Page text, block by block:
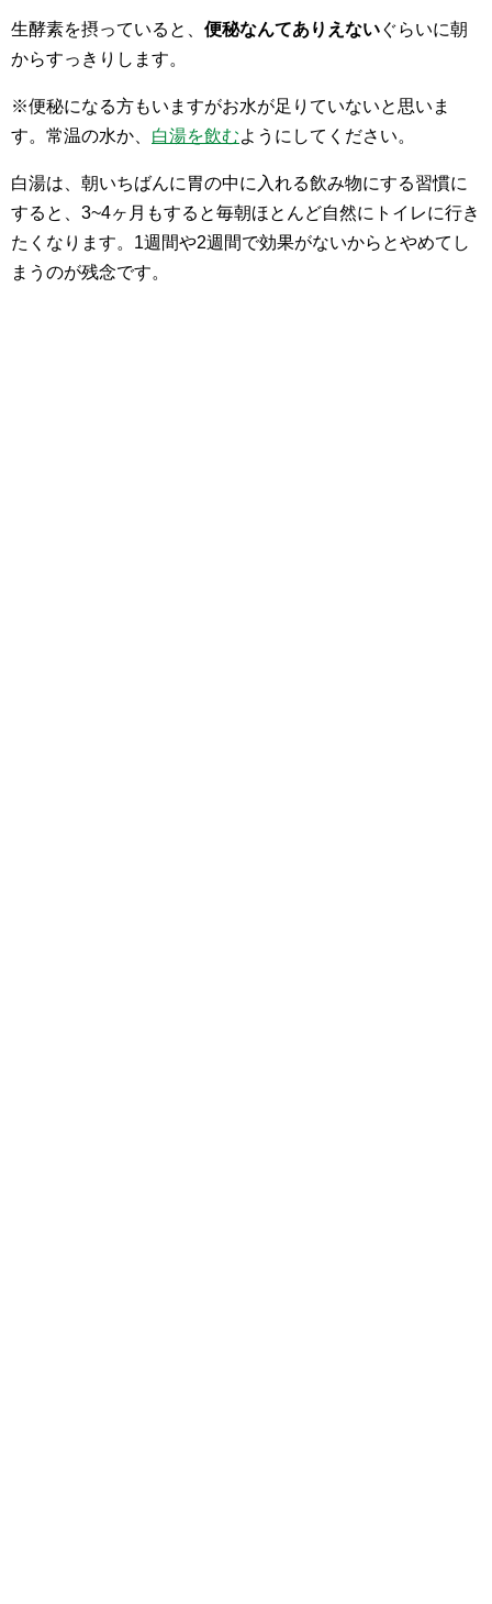
生酵素を摂っていると、 便秘なんてありえないぐらいに朝
からすっきりします。
※便秘になる方もいますがお水が足りていないと思いま
す。常温の水か、 白湯を飲むようにしてください。
白湯は、朝いちばんに胃の中に入れる飲み物にする習慣に
すると、3~4ヶ月もすると毎朝ほとんど自然にトイレに行き
たくなります。1週間や2週間で効果がないからとやめてし
まうのが残念です。